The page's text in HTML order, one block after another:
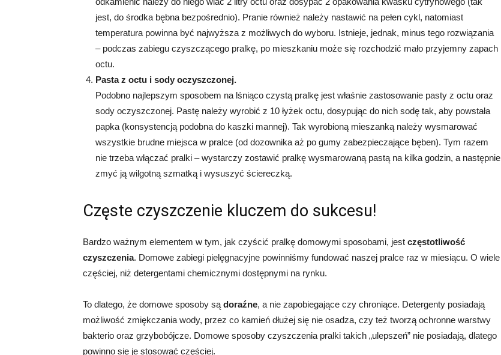
jest, do środka bębna bezpośrednio). Pranie również należy nastawić na pełen cykl, natomiast
temperatura powinna być najwyższa z możliwych do wyboru. Istnieje, jednak, minus tego rozwiązania
– podczas zabiegu czyszczącego pralkę, po mieszkaniu może się rozchodzić mało przyjemny zapach
octu.
Pasta z octu i sody oczyszczonej.
Podobno najlepszym sposobem na lśniąco czystą pralkę jest właśnie zastosowanie pasty z octu oraz
sody oczyszczonej. Pastę należy wyrobić z 10 łyżek octu, dosypując do nich sodę tak, aby powstała
papka (konsystencją podobna do kaszki mannej). Tak wyrobioną mieszanką należy wysmarować
wszystkie brudne miejsca w pralce (od dozownika aż po gumy zabezpieczające bęben). Tym razem
nie trzeba włączać pralki – wystarczy zostawić pralkę wysmarowaną pastą na kilka godzin, a następnie
zmyć ją wilgotną szmatką i wysuszyć ściereczką.
Częste czyszczenie kluczem do sukcesu!
Bardzo ważnym elementem w tym, jak czyścić pralkę domowymi sposobami, jest częstotliwość
czyszczenia. Domowe zabiegi pielęgnacyjne powinniśmy fundować naszej pralce raz w miesiącu. O wiele
częściej, niż detergentami chemicznymi dostępnymi na rynku.
To dlatego, że domowe sposoby są doraźne, a nie zapobiegające czy chroniące. Detergenty posiadają
możliwość zmiękczania wody, przez co kamień dłużej się nie osadza, czy też tworzą ochronne warstwy
bakterio oraz grzybobójcze. Domowe sposoby czyszczenia pralki takich „ulepszeń” nie posiadają, dlatego
powinno się je stosować częściej.